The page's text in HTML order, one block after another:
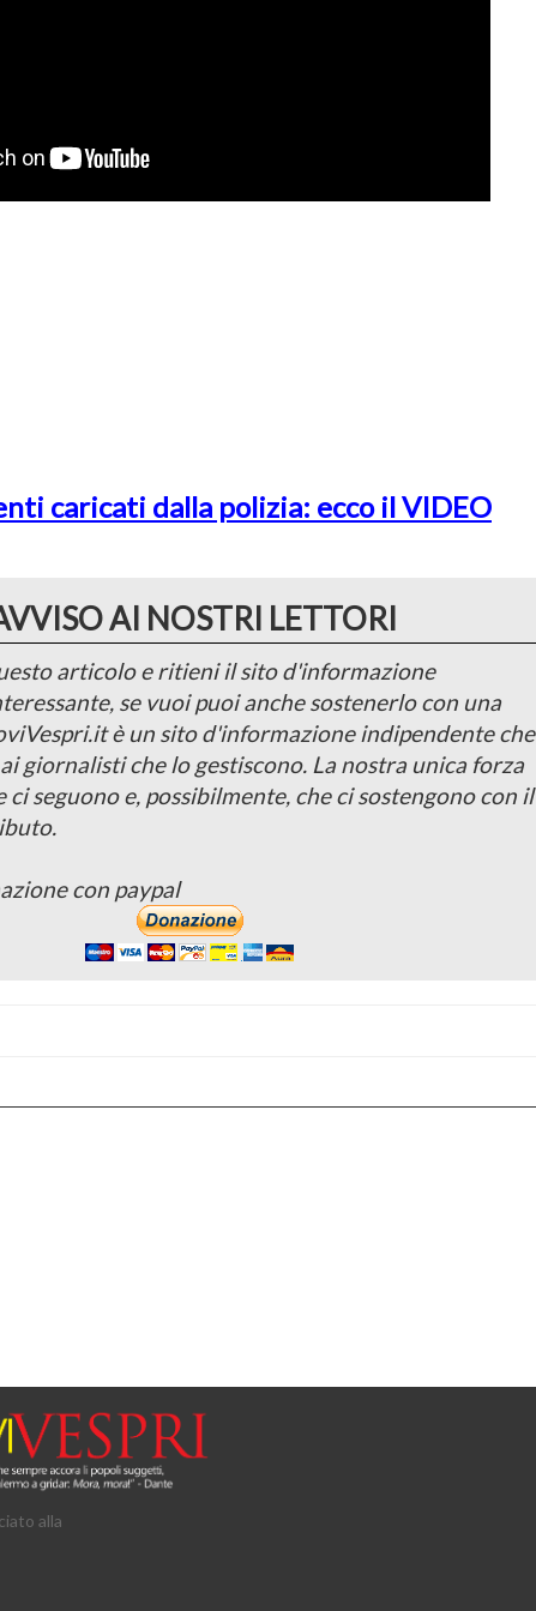
caricati dalla polizia: ecco il VIDEO
AI NOSTRI LETTORI
articolo e ritieni il sito d'informazione
se vuoi puoi anche sostenerlo con una
è un sito d'informazione indipendente che
giornalisti che lo gestiscono. La nostra unica forza
seguono e, possibilmente, che ci sostengono con il
con paypal
alla